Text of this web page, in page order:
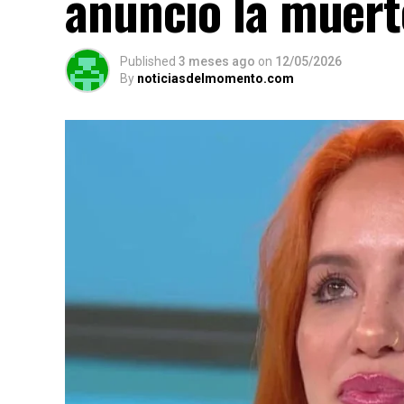
Published 3 meses ago on 12/05/2026
By noticiasdelmomento.com